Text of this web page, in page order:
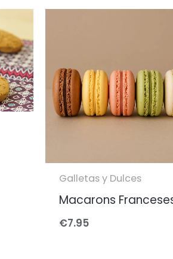
Galletas y Dulces
Macarons
€7.95